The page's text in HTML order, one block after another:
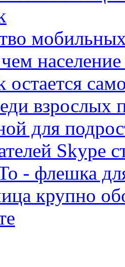
остается
взрослых
для
Skype
- флешка
крупно